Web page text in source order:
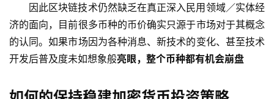
因此区块链技术仍然缺乏在真正深入民用领域／实体经
济的面向，目前很多币种的币价确实只源于市场对于其概念
的认同。如果市场因为各种消息、新技术的变化、甚至技术
开发后普及度未如想象般亮眼，整个币种都有机会崩盘